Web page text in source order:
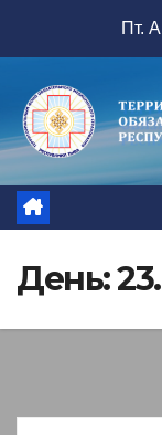
содержимому
Пт.
День: